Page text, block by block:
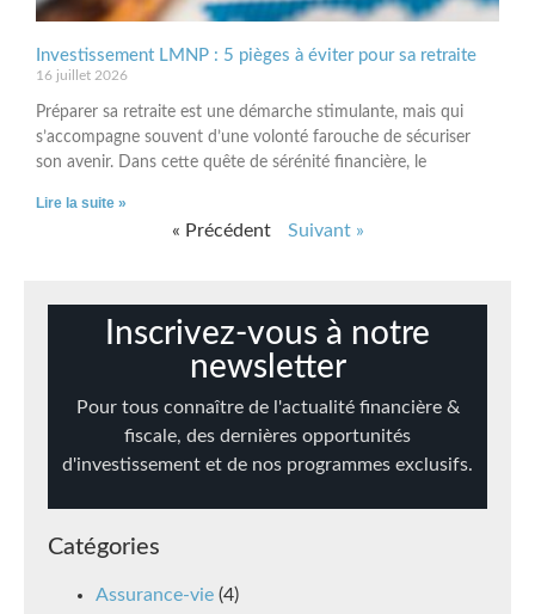
Investissement LMNP : 5 pièges à éviter pour sa retraite
16 juillet 2026
Préparer sa retraite est une démarche stimulante, mais qui
s’accompagne souvent d’une volonté farouche de sécuriser
son avenir. Dans cette quête de sérénité financière, le
Lire la suite »
« Précédent Suivant »
Inscrivez-vous à notre
newsletter
Pour tous connaître de l'actualité financière &
fiscale, des dernières opportunités
d'investissement et de nos programmes exclusifs.
Catégories
Assurance-vie (4)